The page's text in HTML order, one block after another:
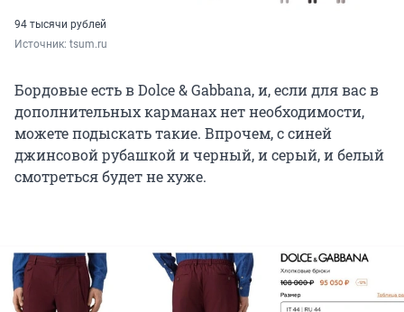
94 тысячи рублей
Источник: tsum.ru
Бордовые есть в Dolce & Gabbana, и, если для вас в
дополнительных карманах нет необходимости,
можете подыскать такие. Впрочем, с синей
джинсовой рубашкой и черный, и серый, и белый
смотреться будет не хуже.